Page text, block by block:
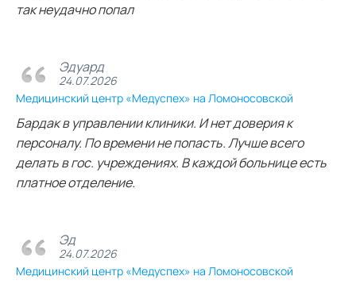
так неудачно попал
Эдуард
24.07.2026
Медицинский центр «Медуспех» на Ломоносовской
Бардак в управлении клиники. И нет доверия к
персоналу. По времени не попасть. Лучше всего
делать в гос. учреждениях. В каждой больнице есть
платное отделение.
Эд
24.07.2026
Медицинский центр «Медуспех» на Ломоносовской